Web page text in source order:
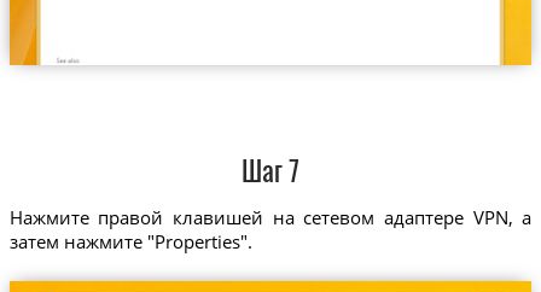
Шаг 7
Нажмите правой клавишей на сетевом адаптере VPN, а
затем нажмите "Properties".